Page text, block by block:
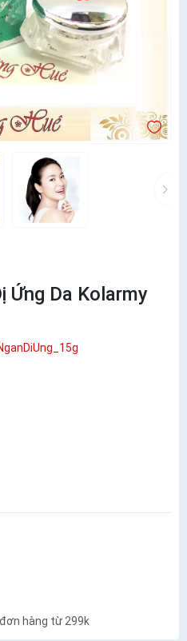
Ứng Da Kolarmy
hàng từ 299k